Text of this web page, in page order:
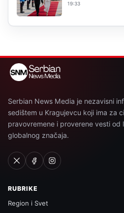
19:33
Serbian News Media je nezavisni
sedištem u Kragujevcu koji ima za
pravovremene i proverene vesti od
globalnog značaja.
RUBRIKE
Region i Svet